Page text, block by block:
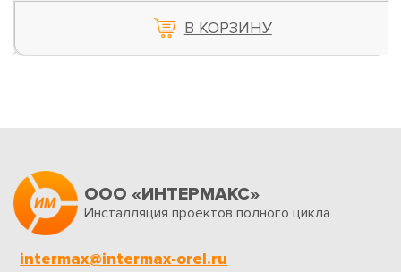
В КОРЗИНУ
ООО «ИНТЕРМАКС»
Инсталляция проектов полного цикла
intermax@intermax-orel.ru